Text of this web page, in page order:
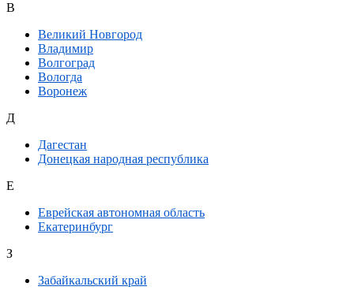
В
Великий Новгород
Владимир
Волгоград
Вологда
Воронеж
Д
Дагестан
Донецкая народная республика
Е
Еврейская автономная область
Екатеринбург
З
Забайкальский край